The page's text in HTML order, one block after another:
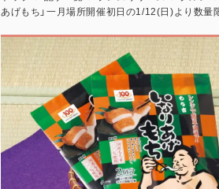
あげもち」一月場所開催初日の1/12(日)より数量